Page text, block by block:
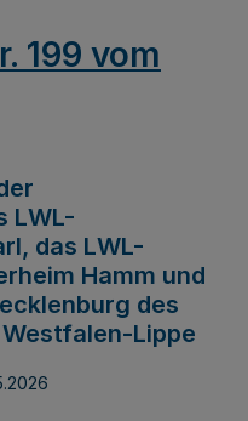
199 vom
LWL-
das LWL-
Hamm und
des
Lippe